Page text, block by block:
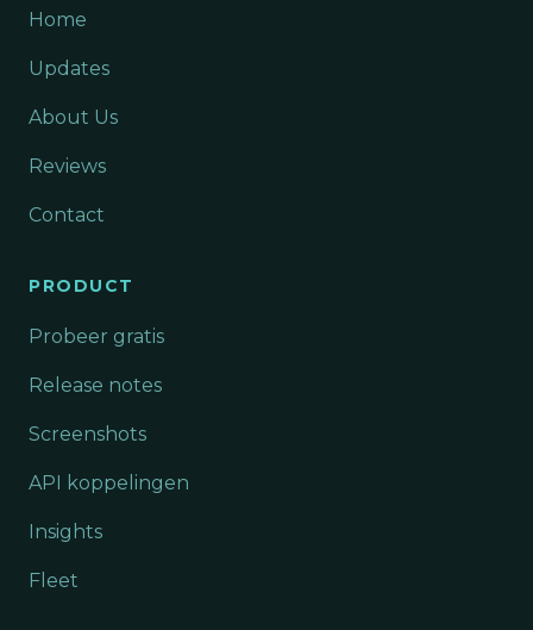
Home
Updates
About Us
Reviews
Contact
PRODUCT
Probeer gratis
Release notes
Screenshots
API koppelingen
Insights
Fleet